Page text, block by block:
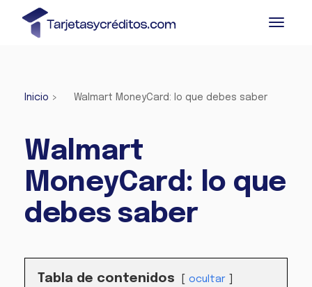
Inicio > Walmart MoneyCard: lo que debes saber
Walmart
MoneyCard: lo que
debes saber
Tabla de contenidos ocultar